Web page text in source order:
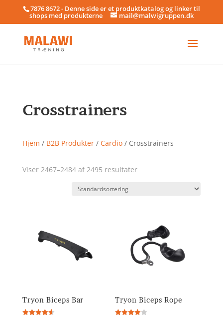
7876 8672 - Denne side er et produktkatalog og linker til
shops med produkterne mail@malwigruppen.dk
Crosstrainers
Hjem / B2B Produkter/ Cardio/ Crosstrainers
Viser 2467–2484 af 2495 resultater
Tryon Biceps Bar Tryon Biceps Rope